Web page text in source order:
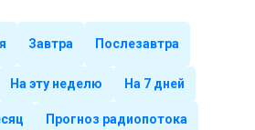
Завтра Послезавтра
На эту неделю На 7 дней
Прогноз радиопотока